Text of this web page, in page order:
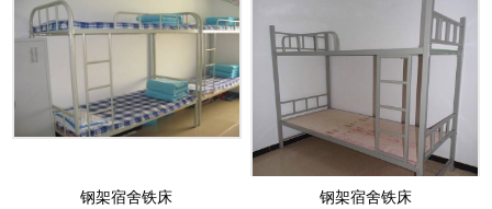
钢架宿舍铁床 钢架宿舍铁床